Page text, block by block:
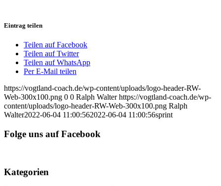
Eintrag teilen
Teilen auf Facebook
Teilen auf Twitter
Teilen auf WhatsApp
Per E-Mail teilen
https://vogtland-coach.de/wp-content/uploads/logo-header-RW-
Web-300x100.png 0 0 Ralph Walter https://vogtland-coach.de/wp-
content/uploads/logo-header-RW-Web-300x100.png Ralph
Walter2022-06-04 11:00:562022-06-04 11:00:56sprint
Folge uns auf Facebook
Kategorien